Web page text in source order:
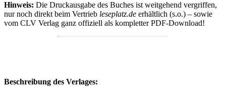
Hinweis: Die Druckausgabe des Buches ist weitgehend vergriffen,
nur noch direkt beim Vertrieb leseplatz.de erhältlich (s.o.) – sowie
vom CLV Verlag ganz offiziell als kompletter PDF-Download!
Beschreibung des Verlages: